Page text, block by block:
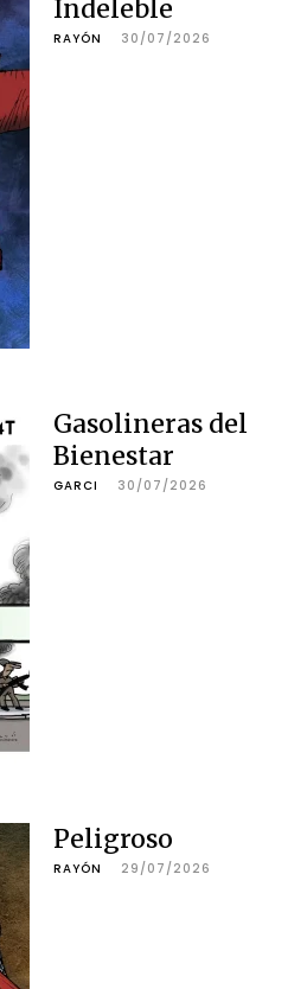
Indeleble
RAYÓN 30/07/2026
Gasolineras del
Bienestar
GARCI 30/07/2026
Peligroso
RAYÓN 29/07/2026